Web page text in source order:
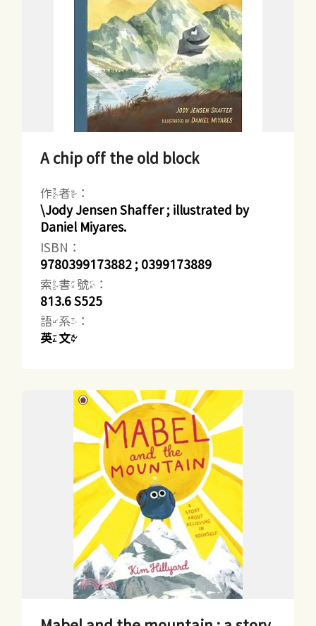
A chip off the old block
作者：
\Jody Jensen Shaffer ; illustrated by
Daniel Miyares.
ISBN：
9780399173882 ; 0399173889
索書號：
813.6 S525
語系：
英文